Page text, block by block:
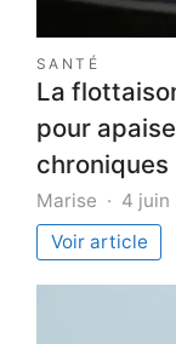
SANTÉ
La
pour
chroniques
Marise 4 juin
Voir article